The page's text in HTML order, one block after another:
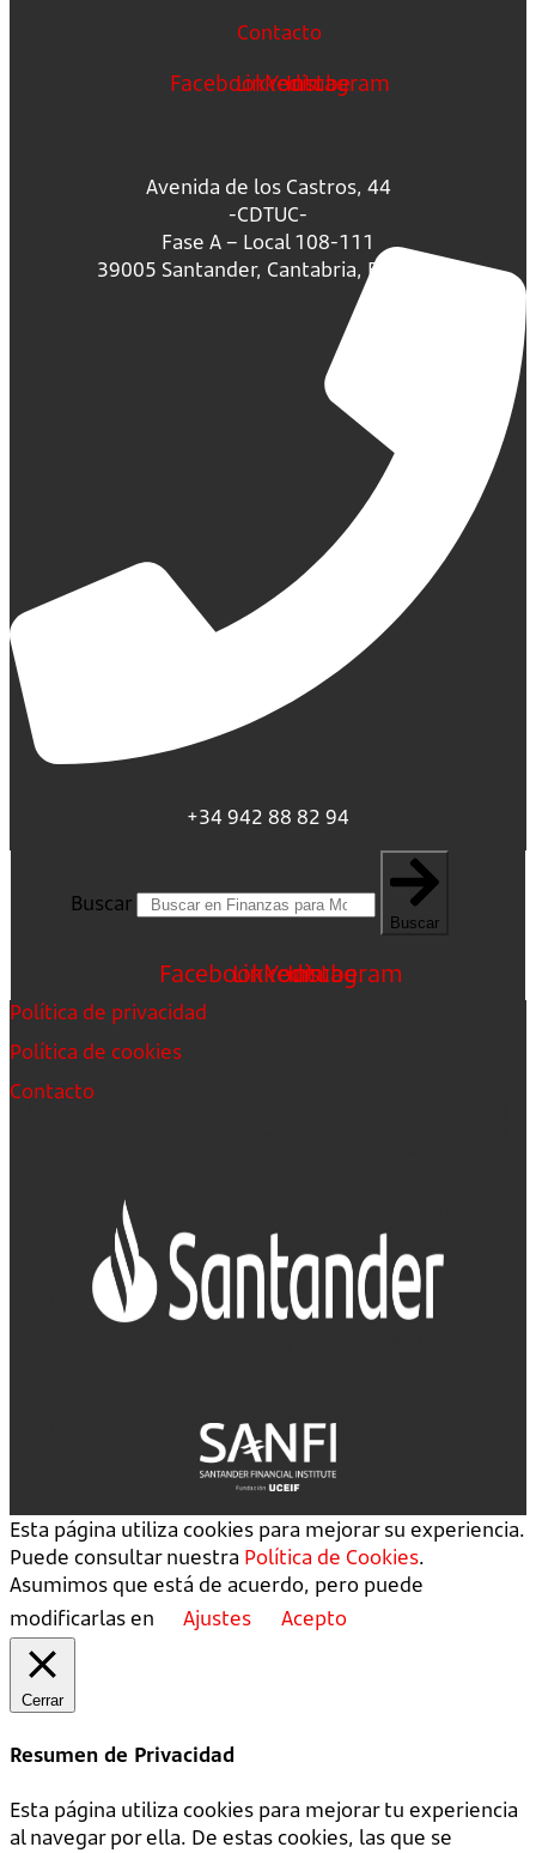
Contacto
FacebookLinkedin
Youtube
Instagram
Avenida de los Castros, 44
-CDTUC-
Fase A – Local 108-111
39005 Santander, Cantabria, España.
+34 942 88 82 94
Buscar
Buscar
FacebookLinkedin
Youtube
Instagram
Política de privacidad
Política de cookies
Contacto
Esta página utiliza cookies para mejorar su experiencia.
Puede consultar nuestra Política de Cookies.
Asumimos que está de acuerdo, pero puede
modificarlas en
Ajustes Acepto
Cerrar
Resumen de Privacidad
Esta página utiliza cookies para mejorar tu experiencia
al navegar por ella. De estas cookies, las que se